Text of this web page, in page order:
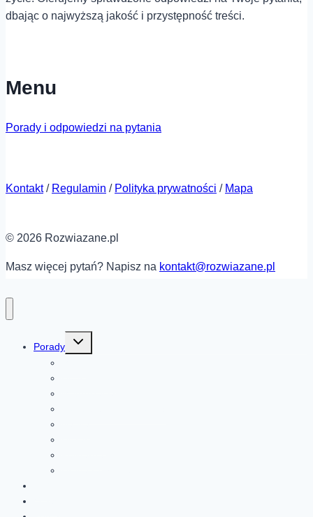
dbając o najwyższą jakość i przystępność treści.
Menu
Porady i odpowiedzi na pytania
Kontakt/ Regulamin / Polityka prywatności / Mapa
© 2026 Rozwiazane.pl
Masz więcej pytań? Napisz na kontakt@rozwiazane.pl
Porady
Przełącz